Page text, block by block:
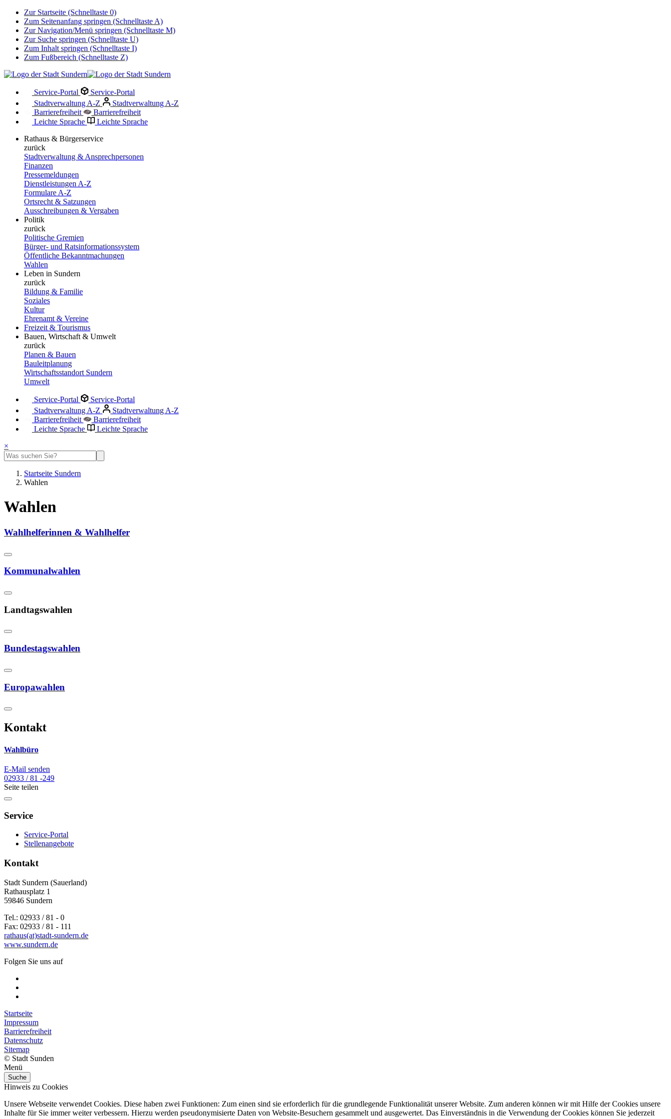
Zur Startseite (Schnelltaste 0)
Zum Seitenanfang springen (Schnelltaste A)
Zur Navigation/Menü springen (Schnelltaste M)
Zur Suche springen (Schnelltaste U)
Zum Inhalt springen (Schnelltaste I)
Zum Fußbereich (Schnelltaste Z)
Service-Portal
Service-Portal
Stadtverwaltung A-Z
Stadtverwaltung A-Z
Barrierefreiheit
Barrierefreiheit
Leichte Sprache
Leichte Sprache
Rathaus & Bürgerservice
zurück
Stadtverwaltung & Ansprechpersonen
Finanzen
Pressemeldungen
Dienstleistungen A-Z
Formulare A-Z
Ortsrecht & Satzungen
Ausschreibungen & Vergaben
Politik
zurück
Politische Gremien
Bürger- und Ratsinformationssystem
Öffentliche Bekanntmachungen
Wahlen
Leben in Sundern
zurück
Bildung & Familie
Soziales
Kultur
Ehrenamt & Vereine
Freizeit & Tourismus
Bauen, Wirtschaft & Umwelt
zurück
Planen & Bauen
Bauleitplanung
Wirtschaftsstandort Sundern
Umwelt
Service-Portal
Service-Portal
Stadtverwaltung A-Z
Stadtverwaltung A-Z
Barrierefreiheit
Barrierefreiheit
Leichte Sprache
Leichte Sprache
×
Startseite Sundern
Wahlen
Wahlen
Wahlhelferinnen & Wahlhelfer
Kommunalwahlen
Landtagswahlen
Bundestagswahlen
Europawahlen
Kontakt
Wahlbüro
E-Mail senden
02933 / 81 -249
Seite teilen
Service
Service-Portal
Stellenangebote
Kontakt
Stadt Sundern (Sauerland)
Rathausplatz 1
59846 Sundern
Tel.: 02933 / 81 - 0
Fax: 02933 / 81 - 111
rathaus(at)stadt-sundern.de
www.sundern.de
Folgen Sie uns auf
Startseite
Impressum
Barrierefreiheit
Datenschutz
Sitemap
© Stadt Sunden
Menü
Suche
Hinweis zu Cookies
Unsere Webseite verwendet Cookies. Diese haben zwei Funktionen: Zum einen sind sie erforderlich für die grundlegende Funktionalität unserer Website. Zum anderen können wir mit Hilfe der Cookies unsere
Inhalte für Sie immer weiter verbessern. Hierzu werden pseudonymisierte Daten von Website-Besuchern gesammelt und ausgewertet. Das Einverständnis in die Verwendung der Cookies können Sie jederzeit